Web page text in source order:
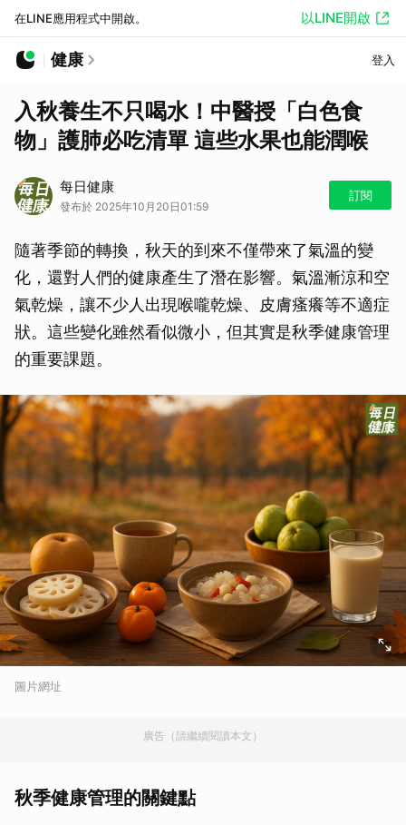
在LINE應用程式中開啟。 以LINE開啟
健康 登入
入秋養生不只喝水！中醫授「白色食
物」護肺必吃清單 這些水果也能潤喉
每日健康
發布於 2025年10月20日01:59
訂閱
隨著季節的轉換，秋天的到來不僅帶來了氣溫的變
化，還對人們的健康產生了潛在影響。氣溫漸涼和空
氣乾燥，讓不少人出現喉嚨乾燥、皮膚瘙癢等不適症
狀。這些變化雖然看似微小，但其實是秋季健康管理
的重要課題。
圖片網址
廣告（請繼續閱讀本文）
秋季健康管理的關鍵點